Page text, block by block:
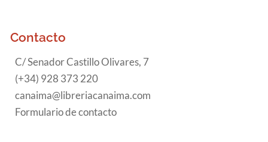
Contacto
C/ Senador Castillo Olivares, 7
(+34) 928 373 220
canaima@libreriacanaima.com
Formulario de contacto